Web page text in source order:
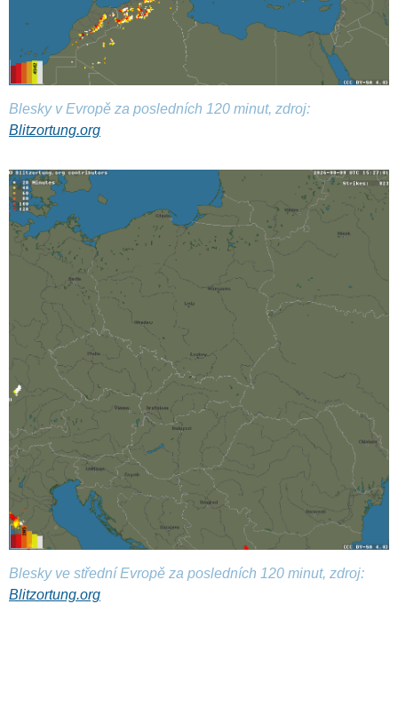
Blesky v Evropě za posledních 120 minut, zdroj:
Blitzortung.org
Blesky ve střední Evropě za posledních 120 minut, zdroj:
Blitzortung.org